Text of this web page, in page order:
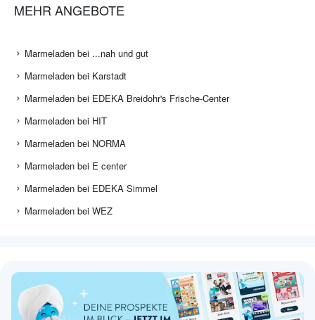
MEHR ANGEBOTE
Marmeladen bei ...nah und gut
Marmeladen bei Karstadt
Marmeladen bei EDEKA Breidohr's Frische-Center
Marmeladen bei HIT
Marmeladen bei NORMA
Marmeladen bei E center
Marmeladen bei EDEKA Simmel
Marmeladen bei WEZ